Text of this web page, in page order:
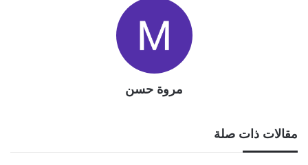
مروة حسن
مقالات ذات صلة